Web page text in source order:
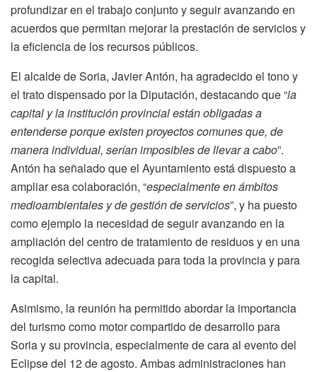
profundizar en el trabajo conjunto y seguir avanzando en
acuerdos que permitan mejorar la prestación de servicios y
la eficiencia de los recursos públicos.
El alcalde de Soria, Javier Antón, ha agradecido el tono y
el trato dispensado por la Diputación, destacando que “la
capital y la institución provincial están obligadas a
entenderse porque existen proyectos comunes que, de
manera individual, serían imposibles de llevar a cabo”.
Antón ha señalado que el Ayuntamiento está dispuesto a
ampliar esa colaboración, “especialmente en ámbitos
medioambientales y de gestión de servicios”, y ha puesto
como ejemplo la necesidad de seguir avanzando en la
ampliación del centro de tratamiento de residuos y en una
recogida selectiva adecuada para toda la provincia y para
la capital.
Asimismo, la reunión ha permitido abordar la importancia
del turismo como motor compartido de desarrollo para
Soria y su provincia, especialmente de cara al evento del
Eclipse del 12 de agosto. Ambas administraciones han